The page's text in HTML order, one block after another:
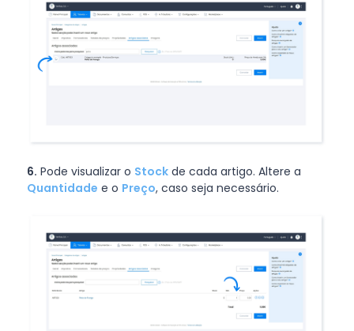
6. Pode visualizar o Stockde cada artigo. Altere a
Quantidade e o Preço, caso seja necessário.